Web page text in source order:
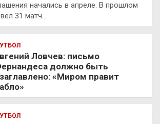
начались в апреле. В прошлом
31 матч…
Ловчев: письмо
должно быть
«Миром правит